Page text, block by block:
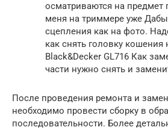
осматриваются на предмет
меня на триммере уже Дабы
сцепления как на фото.
как снять головку кошения
Black&Decker GL716 Как
части нужно снять и
После проведения ремонта и
необходимо провести сборку в
последовательности. Более